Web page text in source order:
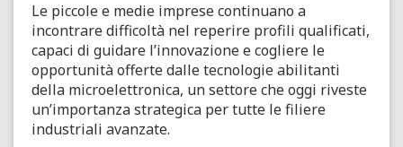
Le piccole e medie imprese continuano a
incontrare difficoltà nel reperire profili qualificati,
capaci di guidare l’innovazione e cogliere le
opportunità offerte dalle tecnologie abilitanti
della microelettronica, un settore che oggi riveste
un’importanza strategica per tutte le filiere
industriali avanzate.